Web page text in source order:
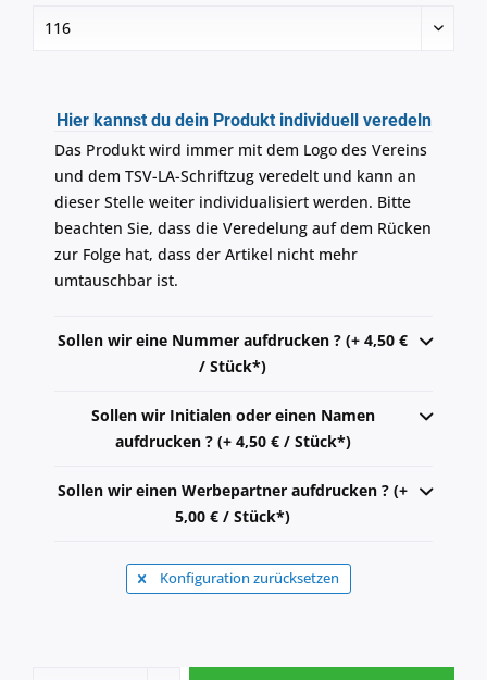
Hier kannst du dein Produkt individuell veredeln
Das Produkt wird immer mit dem Logo des Vereins
und dem TSV-LA-Schriftzug veredelt und kann an
dieser Stelle weiter individualisiert werden. Bitte
beachten Sie, dass die Veredelung auf dem Rücken
zur Folge hat, dass der Artikel nicht mehr
umtauschbar ist.
Sollen wir eine Nummer aufdrucken ? (+ 4,50 €
/ Stück*)
Sollen wir Initialen oder einen Namen
aufdrucken ? (+ 4,50 € / Stück*)
Sollen wir einen Werbepartner aufdrucken ? (+
5,00 € / Stück*)
Konfiguration zurücksetzen